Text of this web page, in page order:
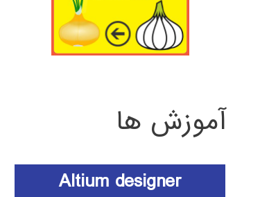
آموزش ها
Altium designer